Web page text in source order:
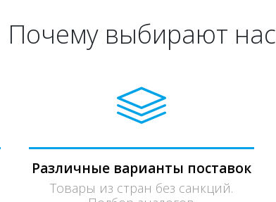
Почему выбирают нас
Различные варианты поставок
Товары из стран без санкций.